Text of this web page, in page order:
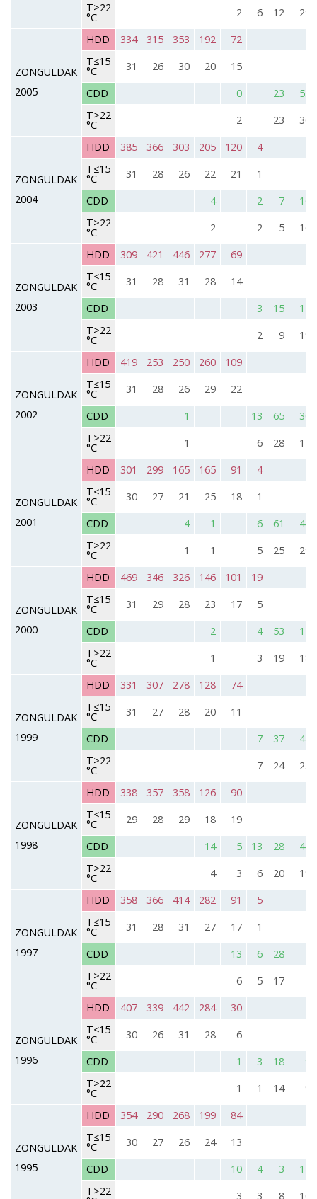
T>22
°C 2 6 12 29
ZONGULDAK
2005
HDD 334 315 353 192
72
T≤15
°C 31 26 30 20
15
CDD
0 23
53
T>22
°C 2 23 30
ZONGULDAK
2004
HDD 385 366 303 205 120
4
T≤15
°C 31 28 26 22 21
1
CDD
4 2 7
16
T>22
°C 2 2 5 16
ZONGULDAK
2003
HDD 309 421 446 277
69
T≤15
°C 31 28 31 28
14
CDD
3 15
14
T>22
°C 2 9 19
ZONGULDAK
2002
HDD 419 253 250 260
109
T≤15
°C 31 28 26 29
22
CDD
1 13 65
30
T>22
°C 1 6 28 14
ZONGULDAK
2001
HDD 301 299 165 165 91
4
T≤15
°C 30 27 21 25 18
1
CDD
4 1 6 61
42
T>22
°C 1 1 5 25 29
ZONGULDAK
2000
HDD 469 346 326 146 101
19
T≤15
°C 31 29 28 23 17
5
CDD
2 4 53
17
T>22
°C 1 3 19 18
ZONGULDAK
1999
HDD 331 307 278 128
74
T≤15
°C 31 27 28 20
11
CDD
7 37
41
T>22
°C 7 24 23
ZONGULDAK
1998
HDD 338 357 358 126
90
T≤15
°C 29 28 29 18
19
CDD
14 5 13 28
42
T>22
°C 4 3 6 20 19
ZONGULDAK
1997
HDD 358 366 414 282 91
5
T≤15
°C 31 28 31 27 17
1
CDD
13 6 28
5
T>22
°C 6 5 17 7
ZONGULDAK
1996
HDD 407 339 442 284
30
T≤15
°C 30 26 31 28
6
CDD
1 3 18
9
T>22
°C 1 1 14 9
ZONGULDAK
1995
HDD 354 290 268 199
84
T≤15
°C 30 27 26 24
13
CDD
10 4 3
15
T>22
3 3 8 10